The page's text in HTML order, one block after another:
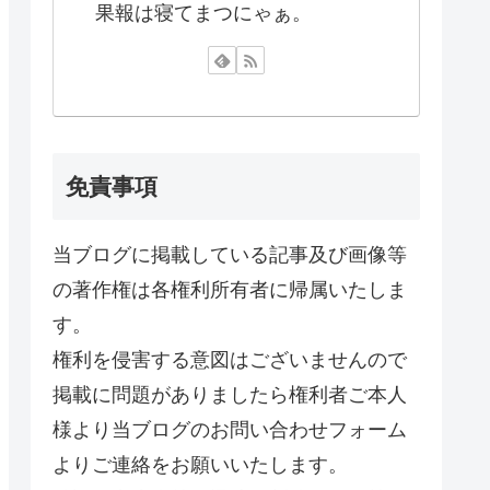
果報は寝てまつにゃぁ。
免責事項
当ブログに掲載している記事及び画像等
の著作権は各権利所有者に帰属いたしま
す。
権利を侵害する意図はございませんので
掲載に問題がありましたら権利者ご本人
様より当ブログのお問い合わせフォーム
よりご連絡をお願いいたします。